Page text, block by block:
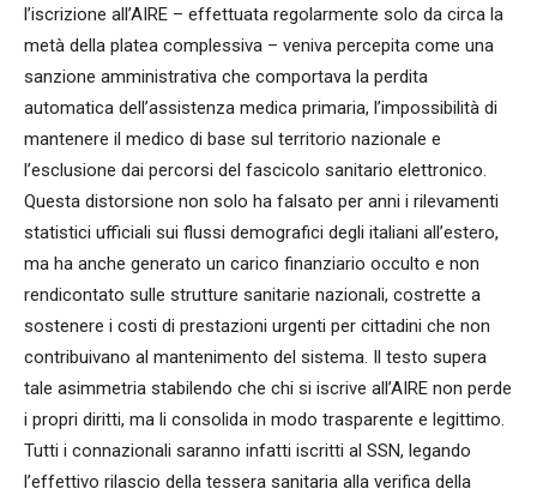
l’iscrizione all’AIRE – effettuata regolarmente solo da circa la
metà della platea complessiva – veniva percepita come una
sanzione amministrativa che comportava la perdita
automatica dell’assistenza medica primaria, l’impossibilità di
mantenere il medico di base sul territorio nazionale e
l’esclusione dai percorsi del fascicolo sanitario elettronico.
Questa distorsione non solo ha falsato per anni i rilevamenti
statistici ufficiali sui flussi demografici degli italiani all’estero,
ma ha anche generato un carico finanziario occulto e non
rendicontato sulle strutture sanitarie nazionali, costrette a
sostenere i costi di prestazioni urgenti per cittadini che non
contribuivano al mantenimento del sistema. Il testo supera
tale asimmetria stabilendo che chi si iscrive all’AIRE non perde
i propri diritti, ma li consolida in modo trasparente e legittimo.
Tutti i connazionali saranno infatti iscritti al SSN, legando
l’effettivo rilascio della tessera sanitaria alla verifica della